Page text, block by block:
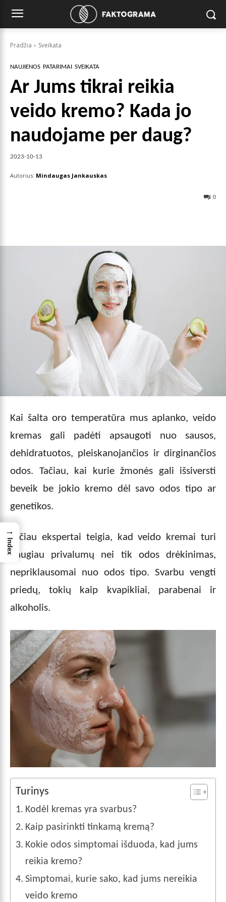
Pradžia Sveikata
NAUJIENOS PATARIMAI SVEIKATA
Ar Jums tikrai reikia
veido kremo? Kada jo
naudojame per daug?
2023-10-13
Autorius: Mindaugas Jankauskas
0
Kai šalta oro temperatūra mus aplanko, veido
kremas gali padėti apsaugoti nuo sausos,
dehidratuotos, pleiskanojančios ir dirginančios
odos. Tačiau, kai kurie žmonės gali išsiversti
beveik be jokio kremo dėl savo odos tipo ar
genetikos.
Tačiau ekspertai teigia, kad veido kremai turi
daugiau privalumų nei tik odos drėkinimas,
nepriklausomai nuo odos tipo. Svarbu vengti
priedų, tokių kaip kvapikliai, parabenai ir
alkoholis.
Turinys
Kodėl kremas yra svarbus?
Kaip pasirinkti tinkamą kremą?
Kokie odos simptomai išduoda, kad jums
reikia kremo?
Simptomai, kurie sako, kad jums nereikia
veido kremo
→
Index